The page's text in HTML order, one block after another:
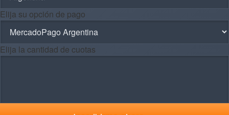
Elija su opción de pago
Elija la cantidad de cuotas